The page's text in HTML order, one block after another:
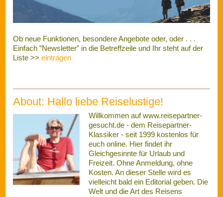
und viel Erholung! Lenny (Webmaster) >>
Feedback
Auswärtiges Amt
Spezifische Länder-Informationen, Reisewarnungen und
Willkommen in New York
Einheimische zeigen Euch kostenlos den Großstadtjungel.
Eine tolle Initiative New Yorker Bürger, Touristen ihre Stadt
näher zu bringen >>go
Gesund durch den Urlaub
Bei "fit for travel" findet Ihr allgemeine Information über
gesundheitliche Risiken die beim Aufenthalt in fremden
Ländern auftreten können >>go